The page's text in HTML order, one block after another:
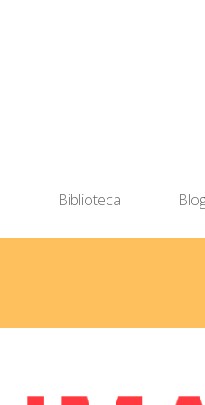
Biblioteca